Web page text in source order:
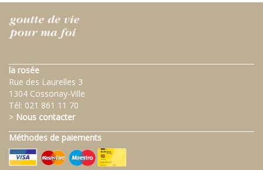
la rosée
Rue des Laurelles 3
1304 Cossonay-Ville
Tél: 021 861 11 70
> Nous contacter
Méthodes de paiements